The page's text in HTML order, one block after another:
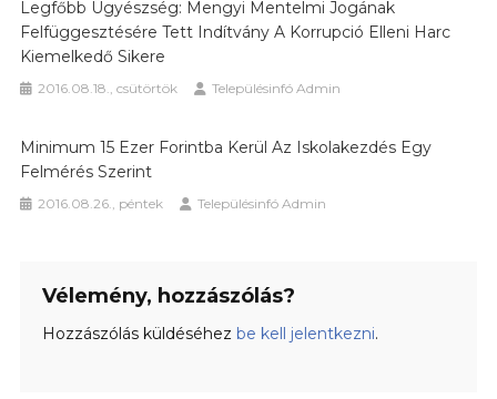
Legfőbb Ügyészség: Mengyi Mentelmi Jogának
Felfüggesztésére Tett Indítvány A Korrupció Elleni Harc
Kiemelkedő Sikere
2016.08.18., csütörtök Településinfó Admin
Minimum 15 Ezer Forintba Kerül Az Iskolakezdés Egy
Felmérés Szerint
2016.08.26., péntek Településinfó Admin
Vélemény, hozzászólás?
Hozzászólás küldéséhez be kell jelentkezni.